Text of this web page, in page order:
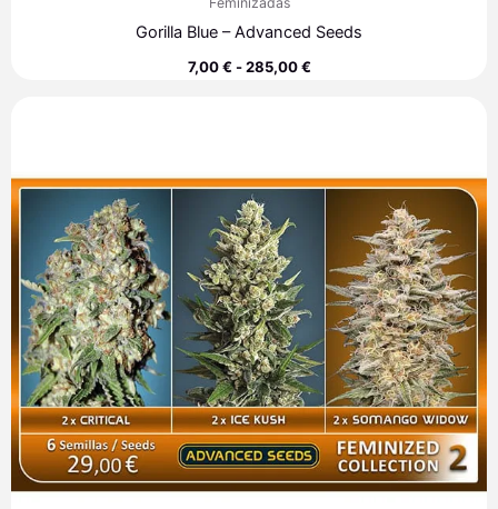
Gorilla Blue – Advanced Seeds
7,00€ - 285,00€